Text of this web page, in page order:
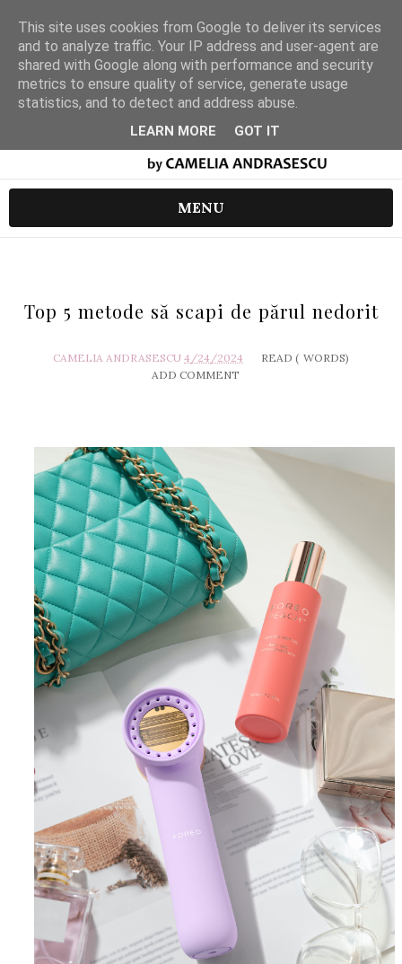
MENU
Top 5 metode să scapi de părul nedorit
CAMELIA ANDRASESCU 4/24/2024 READ ( WORDS)
ADD COMMENT
This site uses cookies from Google to deliver its services
and to analyze traffic. Your IP address and user-agent are
shared with Google along with performance and security
metrics to ensure quality of service, generate usage
statistics, and to detect and address abuse.
LEARN MORE GOT IT